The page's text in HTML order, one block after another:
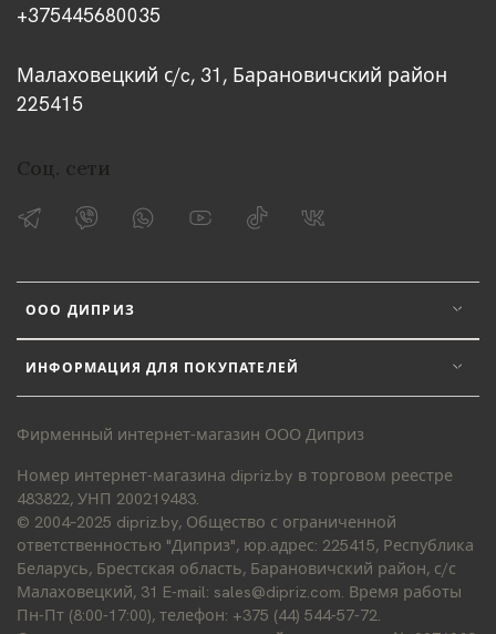
ООО ДИПРИЗ
ИНФОРМАЦИЯ ДЛЯ ПОКУПАТЕЛЕЙ
+375445680035
Малаховецкий с/c, 31, Барановичский район
225415
Соц. сети
Фирменный интернет-магазин ООО Диприз
Номер интернет-магазина dipriz.by в торговом реестре
483822, УНП 200219483.
© 2004–2025 dipriz.by, Общество с ограниченной
ответственностью "Диприз", юр.адрес: 225415, Республика
Беларусь, Брестская область, Барановичский район, с/с
Малаховецкий, 31 E-mail: sales@dipriz.com. Время работы
Пн-Пт (8:00-17:00), телефон: +375 (44) 544-57-72.